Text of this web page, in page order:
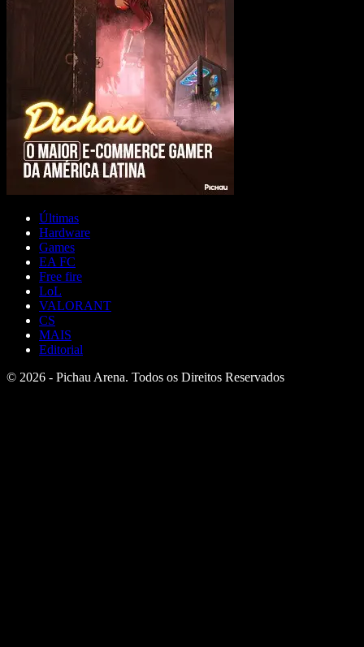
Últimas
Hardware
Games
EA FC
Free fire
LoL
VALORANT
CS
MAIS
Editorial
© 2026 - Pichau Arena. Todos os Direitos Reservados